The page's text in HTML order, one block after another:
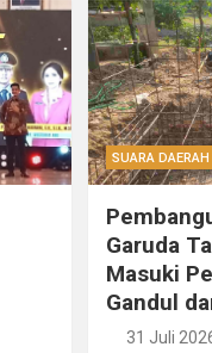
SUARA DAERAH
Garuda
Masuki
Gandul
31 Juli